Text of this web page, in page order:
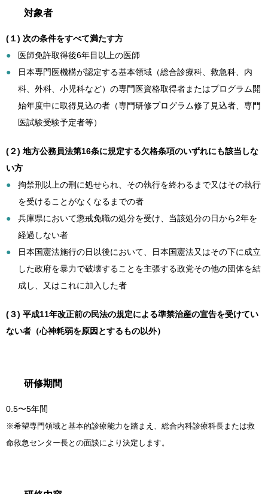
対象者
(１) 次の条件をすべて満たす方
医師免許取得後6年目以上の医師
日本専門医機構が認定する基本領域（総合診療科、救急科、内
科、外科、小児科など）の専門医資格取得者またはプログラム開
始年度中に取得見込の者（専門研修プログラム修了見込者、専門
医試験受験予定者等）
(２) 地方公務員法第16条に規定する欠格条項のいずれにも該当しな
い方
拘禁刑以上の刑に処せられ、その執行を終わるまで又はその執行
を受けることがなくなるまでの者
兵庫県において懲戒免職の処分を受け、当該処分の日から2年を
経過しない者
日本国憲法施行の日以後において、日本国憲法又はその下に成立
した政府を暴力で破壊することを主張する政党その他の団体を結
成し、又はこれに加入した者
(３) 平成11年改正前の民法の規定による準禁治産の宣告を受けてい
ない者（心神耗弱を原因とするもの以外）
研修期間
0.5〜5年間
※希望専門領域と基本的診療能力を踏まえ、総合内科診療科長または救
命救急センター長との面談により決定します。